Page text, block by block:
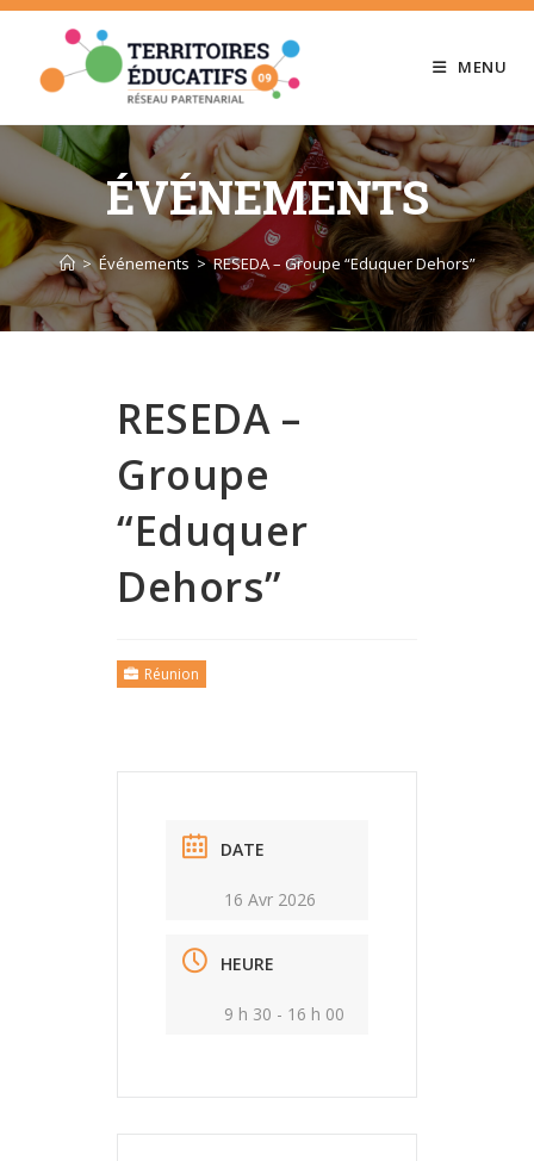
Skip
content
MENU
ÉVÉNEMENTS
> Événements > RESEDA – Groupe “Eduquer Dehors”
RESEDA –
Groupe
“Eduquer
Dehors”
Réunion
DATE
16 Avr 2026
HEURE
9 h 30 - 16 h 00